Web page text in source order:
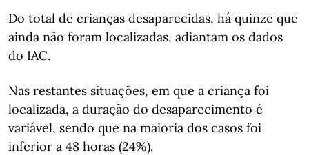
Do total de crianças desaparecidas, há quinze que
ainda não foram localizadas, adiantam os dados
do IAC.
Nas restantes situações, em que a criança foi
localizada, a duração do desaparecimento é
variável, sendo que na maioria dos casos foi
inferior a 48 horas (24%).